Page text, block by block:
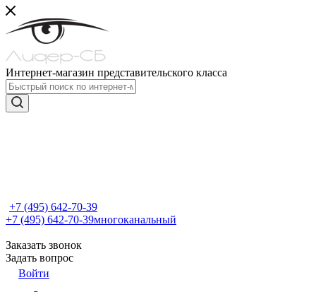
Интернет-магазин представительского класса
+7 (495) 642-70-39
+7 (495) 642-70-39многоканальный
Заказать звонок
Задать вопрос
Войти